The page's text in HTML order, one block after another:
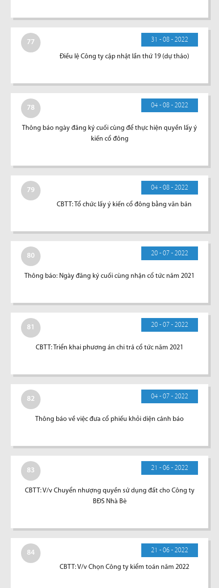
77 31 - 08 - 2022
Điều lệ Công ty cập nhật lần thứ 19 (dự thảo)
78 04 - 08 - 2022
Thông báo ngày đăng ký cuối cùng để thực hiện quyền lấy ý
kiến cổ đông
79 04 - 08 - 2022
CBTT: Tổ chức lấy ý kiến cổ đông bằng văn bản
80 20 - 07 - 2022
Thông báo: Ngày đăng ký cuối cùng nhận cổ tức năm 2021
81 20 - 07 - 2022
CBTT: Triển khai phương án chi trả cổ tức năm 2021
82 04 - 07 - 2022
Thông báo về việc đưa cổ phiếu khỏi diện cảnh báo
83 21 - 06 - 2022
CBTT: V/v Chuyển nhượng quyền sử dụng đất cho Công ty
BĐS Nhà Bè
84 21 - 06 - 2022
CBTT: V/v Chọn Công ty kiểm toán năm 2022